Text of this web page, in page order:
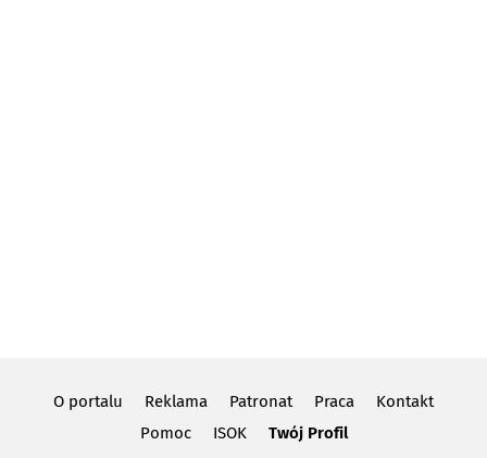
O portalu Reklama Patronat Praca
Kontakt
Pomoc
ISOK Twój Profil